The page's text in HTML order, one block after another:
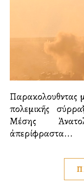
Παρακολουθῶντας μὲ ἀγωνία τὸ ξέσπασμα τῆς νέας
πολεμικῆς
Μέσης
ἀπερίφραστα...